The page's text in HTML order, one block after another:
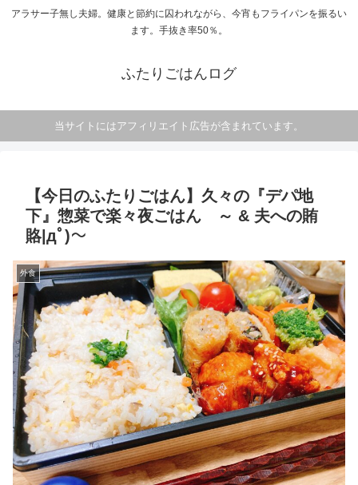
アラサー子無し夫婦。健康と節約に囚われながら、今宵もフライパンを振るい
ます。手抜き率50％。
ふたりごはんログ
当サイトにはアフィリエイト広告が含まれています。
【今日のふたりごはん】久々の『デパ地
下』惣菜で楽々夜ごはん ～ & 夫への賄
賂|дﾟ)～
外食